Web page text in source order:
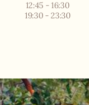
12:45 - 16:30
19:30 - 23:30